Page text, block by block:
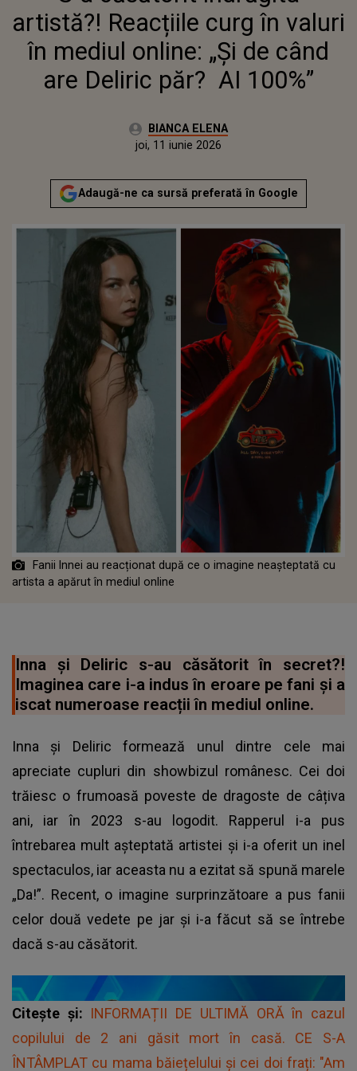
ARE DELIRIC PĂR? AI 100%”
artistă?! Reacțiile curg în valuri
în mediul online: „Și de când
are Deliric păr? AI 100%”
Autor:BIANCA ELENA
Actualizat:
joi, 11 iunie 2026
Adaugă-ne ca sursă preferată în Google
Fanii Innei au reacționat după ce o imagine neașteptată cu
artista a apărut în mediul online
Inna și Deliric s-au căsătorit în secret?!
Imaginea care i-a indus în eroare pe fani și a
iscat numeroase reacții în mediul online.
Inna și Deliric formează unul dintre cele mai
apreciate cupluri din showbizul românesc. Cei doi
trăiesc o frumoasă poveste de dragoste de câțiva
ani, iar în 2023 s-au logodit. Rapperul i-a pus
întrebarea mult așteptată artistei și i-a oferit un inel
spectaculos, iar aceasta nu a ezitat să spună marele
„Da!”. Recent, o imagine surprinzătoare a pus fanii
celor două vedete pe jar și i-a făcut să se întrebe
dacă s-au căsătorit.
Citește și: INFORMAȚII DE ULTIMĂ ORĂ în cazul
copilului de 2 ani găsit mort în casă. CE S-A
ÎNTÂMPLAT cu mama băiețelului și cei doi frați: "Am